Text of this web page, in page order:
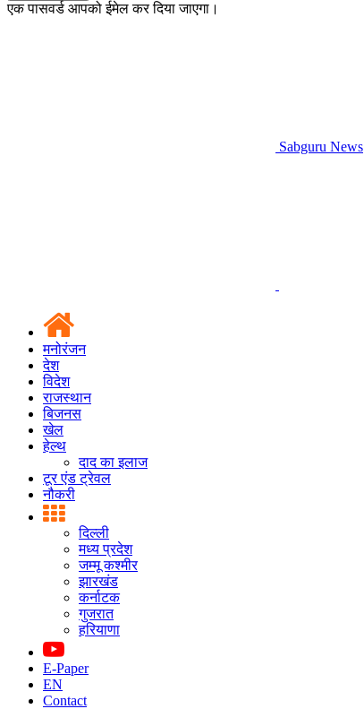
एक पासवर्ड आपको ईमेल कर दिया जाएगा।
Sabguru News
मनोरंजन
देश
विदेश
राजस्थान
बिजनस
खेल
हेल्थ
दाद का इलाज
टूर एंड ट्रेवल
नौकरी
दिल्ली
मध्य प्रदेश
जम्मू कश्मीर
झारखंड
कर्नाटक
गुजरात
हरियाणा
E-Paper
EN
Contact